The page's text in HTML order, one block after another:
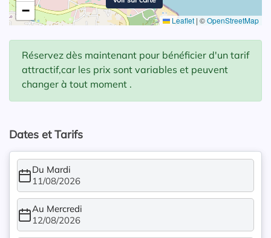
−
Leaflet | ©OpenStreetMap
Réservez dès maintenant pour bénéficier d'un tarif
attractif,car les prix sont variables et peuvent
changer à tout moment .
Dates et Tarifs
Du Mardi
11/08/2026
Au Mercredi
12/08/2026